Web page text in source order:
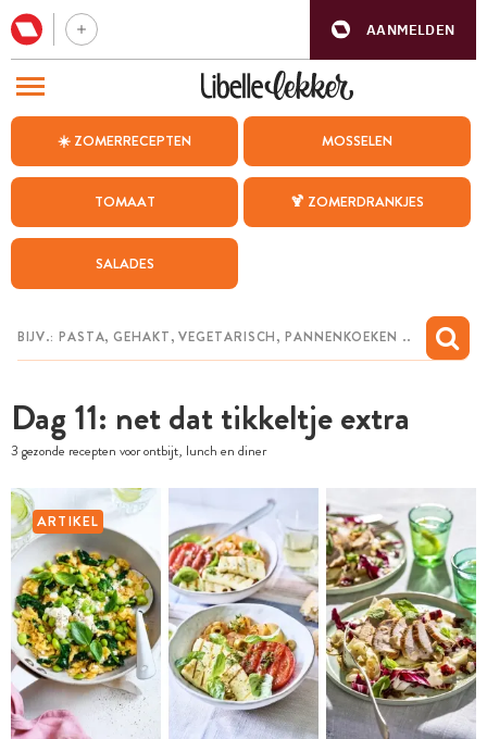
AANMELDEN
☀️ ZOMERRECEPTEN MOSSELEN
TOMAAT 🍹 ZOMERDRANKJES
SALADES
Dag 11: net dat tikkeltje extra
3 gezonde recepten voor ontbijt, lunch en diner
ARTIKEL
BEZOEK ONZE ANDERE WEBSITES
WEEKMENU
CHAT MET MAIA
MIJN BEWAARDE RECEPTEN